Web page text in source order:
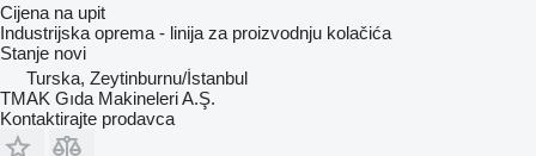
Cijena na upit
Industrijska oprema - linija za proizvodnju kolačića
Stanje novi
Turska, Zeytinburnu/İstanbul
TMAK Gıda Makineleri A.Ş.
Kontaktirajte prodavca